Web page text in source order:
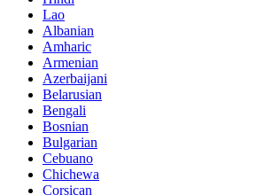
Lao
Albanian
Amharic
Armenian
Azerbaijani
Belarusian
Bengali
Bosnian
Bulgarian
Cebuano
Chichewa
Corsican